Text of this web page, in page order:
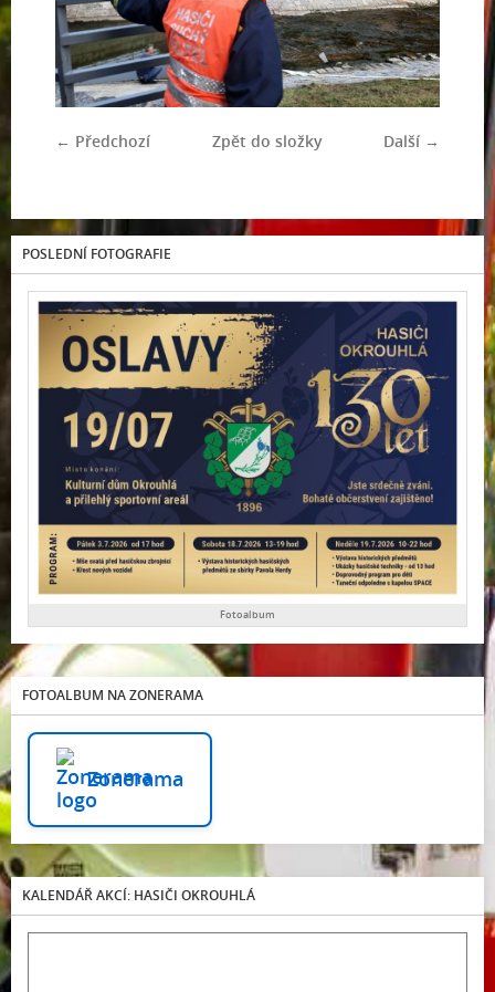
← Předchozí Další →
Zpět do složky
POSLEDNÍ FOTOGRAFIE
Fotoalbum
FOTOALBUM NA ZONERAMA
Zonerama
KALENDÁŘ AKCÍ: HASIČI OKROUHLÁ